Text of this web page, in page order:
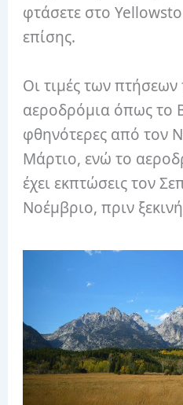
φτάσετε στο
επίσης.
Οι τιμές των πτήσεων
αεροδρόμια όπως το
φθηνότερες από τον
Μάρτιο, ενώ το
έχει εκπτώσεις τον
Νοέμβριο, πριν